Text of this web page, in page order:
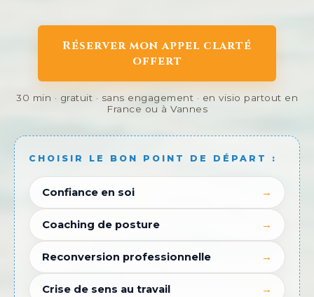
Réserver mon appel clarté
offert
30 min · gratuit · sans engagement · en visio partout en
France ou à Vannes
CHOISIR LE BON POINT DE DÉPART :
Confiance en soi →
Coaching de posture →
Reconversion professionnelle →
Crise de sens au travail →